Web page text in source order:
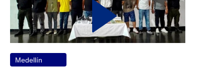
Medellín